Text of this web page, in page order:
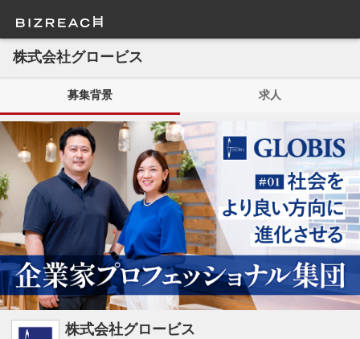
株式会社グロービス
募集背景 求人
株式会社グロービス